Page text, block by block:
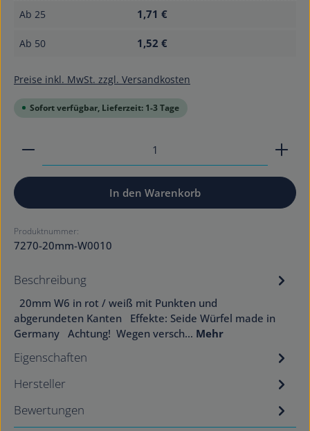
Ab 25 1,71 €
Ab 50 1,52 €
Preise inkl. MwSt. zzgl. Versandkosten
Sofort verfügbar, Lieferzeit: 1-3 Tage
Produkt Anzahl: Gib den gewünschten Wert ein
In den Warenkorb
Produktnummer:
7270-20mm-W0010
Beschreibung
20mm W6 in rot / weiß mit Punkten und
abgerundeten Kanten Effekte: Seide Würfel made in
Germany Achtung! Wegen versch… Mehr
Eigenschaften
Hersteller
Bewertungen